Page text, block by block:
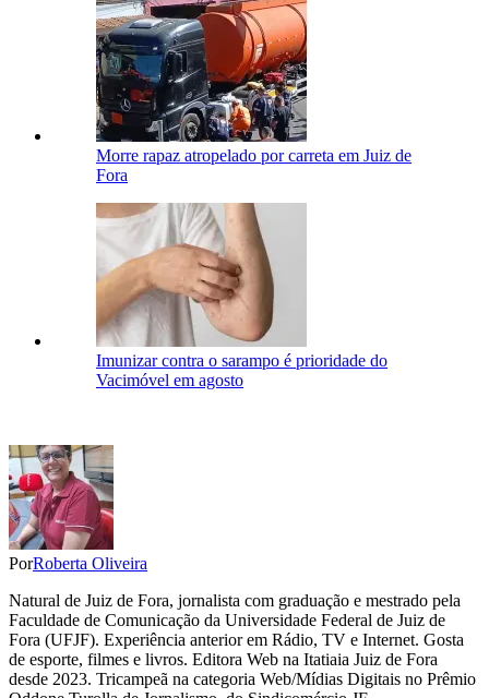
Morre rapaz atropelado por carreta em Juiz de
Fora
Imunizar contra o sarampo é prioridade do
Vacimóvel em agosto
PorRoberta Oliveira
Natural de Juiz de Fora, jornalista com graduação e mestrado pela
Faculdade de Comunicação da Universidade Federal de Juiz de
Fora (UFJF). Experiência anterior em Rádio, TV e Internet. Gosta
de esporte, filmes e livros. Editora Web na Itatiaia Juiz de Fora
desde 2023. Tricampeã na categoria Web/Mídias Digitais no Prêmio